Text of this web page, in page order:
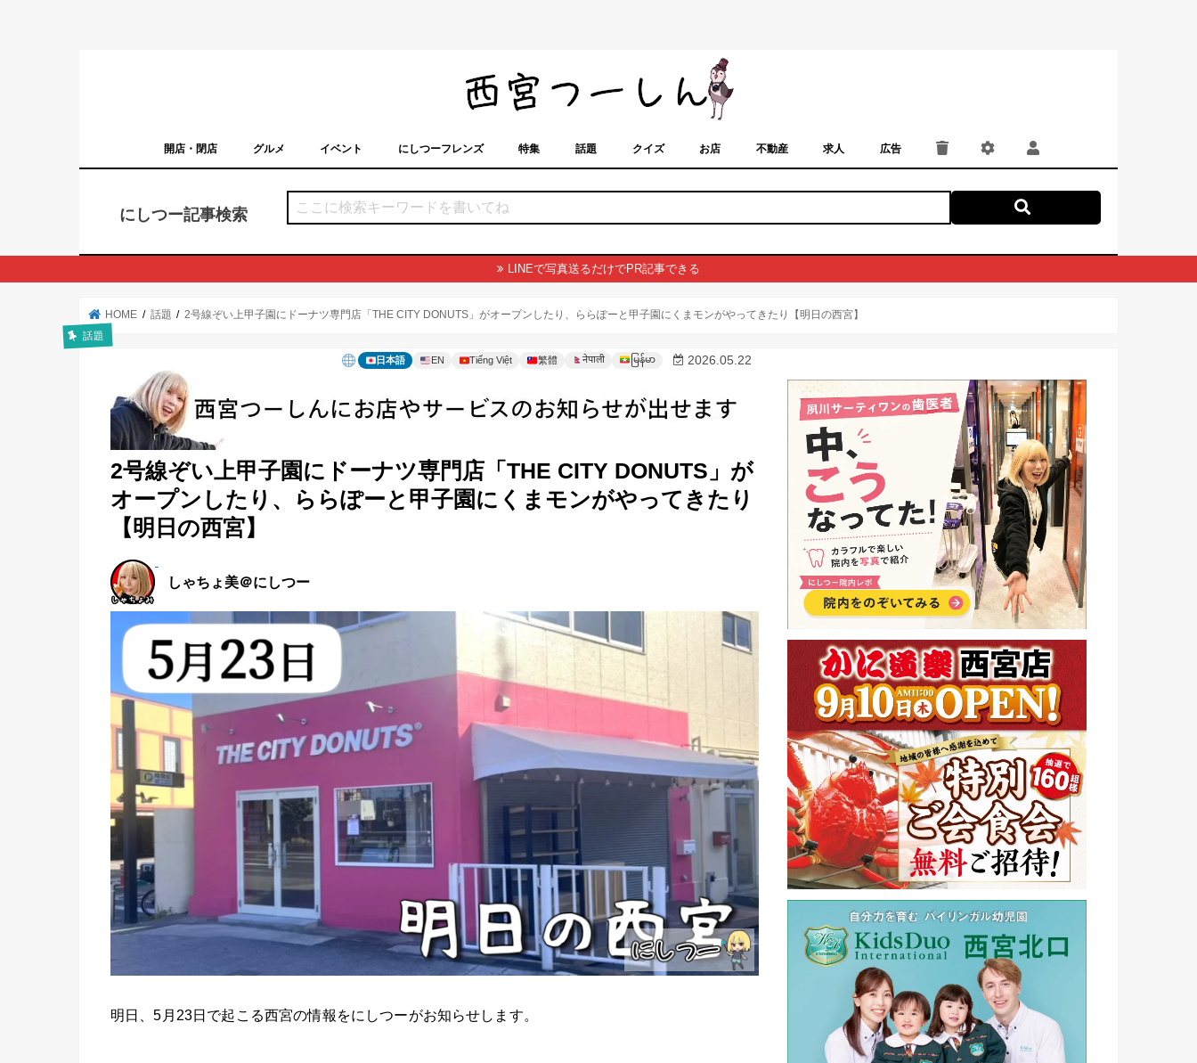
開店・閉店 グルメ イベント にしつーフレンズ 特集 話題 クイズ お店 不動産 求人 広告
にしつー記事検索
LINEで写真送るだけでPR記事できる
HOME 話題 2号線ぞい上甲子園にドーナツ専門店「THE CITY DONUTS」がオープンしたり、ららぽーと甲子園にくまモンがやってきたり【明日の西宮】
話題
日本語 EN Tiếng Việt 繁體 नेपाली မြန်မာ 2026.05.22
2号線ぞい上甲子園にドーナツ専門店「THE CITY DONUTS」が
オープンしたり、ららぽーと甲子園にくまモンがやってきたり
【明日の西宮】
しゃちょ美＠にしつー
明日、5月23日で起こる西宮の情報をにしつーがお知らせします。